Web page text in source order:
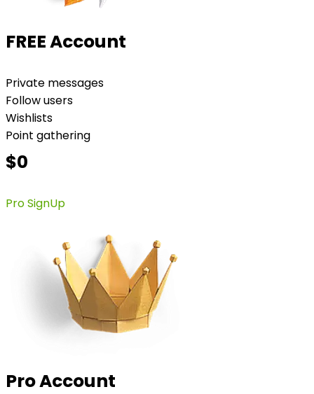
FREE Account
Private messages
Follow users
Wishlists
Point gathering
$0
Pro SignUp
Pro Account